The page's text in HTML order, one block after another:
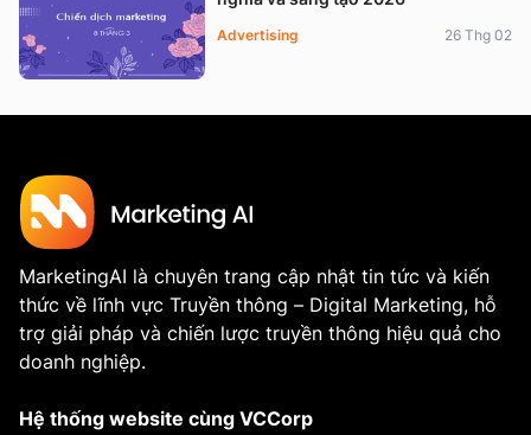
Advertising 26 Thg 02
MarketingAI là chuyên trang cập nhật tin tức và kiến
thức về lĩnh vực Truyền thông – Digital Marketing, hỗ
trợ giải pháp và chiến lược truyền thông hiệu quả cho
doanh nghiệp.
Hệ thống website cùng VCCorp